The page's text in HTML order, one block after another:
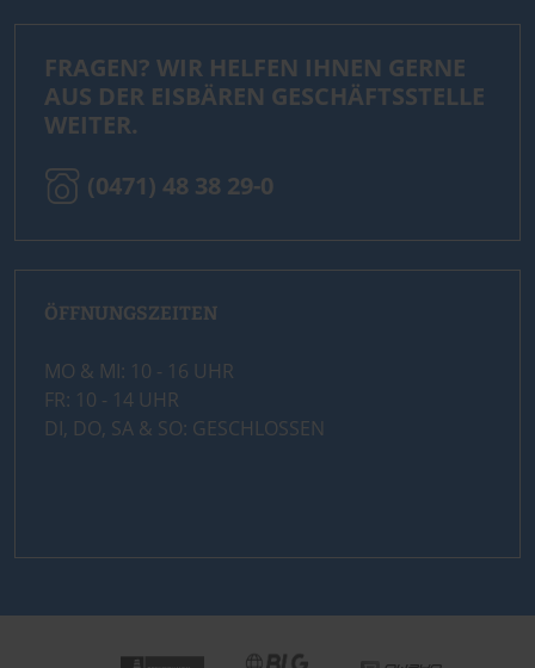
FRAGEN? WIR HELFEN IHNEN GERNE
AUS DER EISBÄREN GESCHÄFTSSTELLE
WEITER.
(0471) 48 38 29-0
ÖFFNUNGSZEITEN
MO & MI: 10 - 16 UHR
FR: 10 - 14 UHR
DI, DO, SA & SO: GESCHLOSSEN